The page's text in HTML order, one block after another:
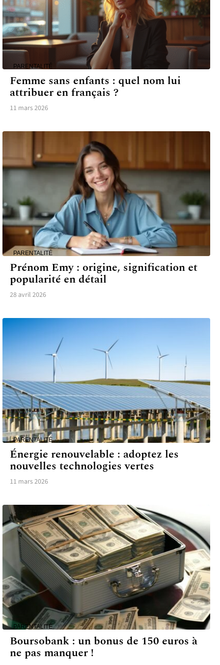
PARENTALITÉ
Femme sans enfants : quel nom lui
attribuer en français ?
11 mars 2026
PARENTALITÉ
Prénom Emy : origine, signification et
popularité en détail
28 avril 2026
PARENTALITÉ
Énergie renouvelable : adoptez les
nouvelles technologies vertes
11 mars 2026
PARENTALITÉ
Boursobank : un bonus de 150 euros à
ne pas manquer !